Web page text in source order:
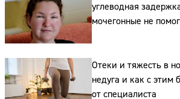
углеводная
мочегонные не
Отеки и тяжесть в
недуга и как с этим
от специалиста